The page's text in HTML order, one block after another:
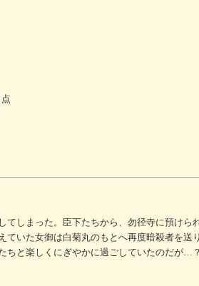
点
しまった。臣下たちから、勿径寺に預けら
いた女御は白菊丸のもとへ再度暗殺者を送
ちと楽しくにぎやかに過ごしていたのだが…